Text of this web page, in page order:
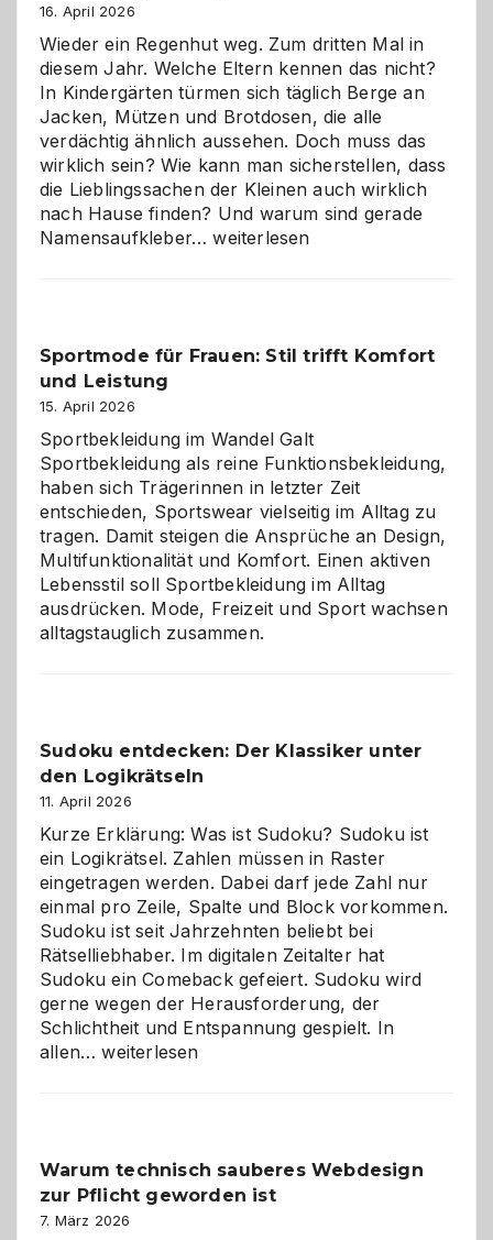
Wahl?
16. April 2026
Wieder ein Regenhut weg. Zum dritten Mal in
diesem Jahr. Welche Eltern kennen das nicht?
In Kindergärten türmen sich täglich Berge an
Jacken, Mützen und Brotdosen, die alle
verdächtig ähnlich aussehen. Doch muss das
wirklich sein? Wie kann man sicherstellen, dass
die Lieblingssachen der Kleinen auch wirklich
nach Hause finden? Und warum sind gerade
Namensaufkleber…Namensaufkleber
gegen
Chaos
weiterlesen
Sportmode für Frauen: Stil trifft Komfort
und Leistung
15. April 2026
Sportbekleidung im Wandel Galt
Sportbekleidung als reine Funktionsbekleidung,
haben sich Trägerinnen in letzter Zeit
entschieden, Sportswear vielseitig im Alltag zu
tragen. Damit steigen die Ansprüche an Design,
Multifunktionalität und Komfort. Einen aktiven
Lebensstil soll Sportbekleidung im Alltag
ausdrücken. Mode, Freizeit und Sport wachsen
alltagstauglich zusammen.
Sudoku entdecken: Der Klassiker unter
den Logikrätseln
11. April 2026
Kurze Erklärung: Was ist Sudoku? Sudoku ist
ein Logikrätsel. Zahlen müssen in Raster
eingetragen werden. Dabei darf jede Zahl nur
einmal pro Zeile, Spalte und Block vorkommen.
Sudoku ist seit Jahrzehnten beliebt bei
Rätselliebhaber. Im digitalen Zeitalter hat
Sudoku ein Comeback gefeiert. Sudoku wird
gerne wegen der Herausforderung, der
Schlichtheit und Entspannung gespielt. In
allen…Sudoku
den
Logikrätseln
weiterlesen
Warum technisch sauberes Webdesign
zur Pflicht geworden ist
7. März 2026